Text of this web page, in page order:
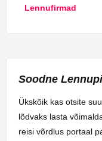
Lennufirmad
Soodne
Ükskõik kas otsite
lõdvaks lasta
reisi võrdlus portaal